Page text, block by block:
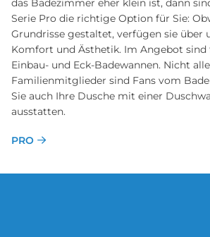
das Badezimmer eher klein ist, dann
Serie Pro die richtige Option für Sie:
Grundrisse gestaltet, verfügen sie über
Komfort und Ästhetik. Im Angebot sind
Einbau- und Eck-Badewannen. Nicht alle
Familienmitglieder sind Fans vom
Sie auch Ihre Dusche mit einer
ausstatten.
PRO